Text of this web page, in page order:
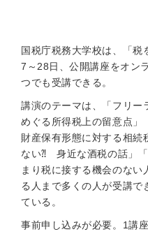
国税庁税務大学校は、「税
7～28日、公開講座をオン
つでも受講できる。
講演のテーマは、「フリー
めぐる所得税上の留意点」
財産保有形態に対する相続
ない⁈ 身近な酒税の話」
まり税に接する機会のな
る人まで多くの人が受講で
ている。
事前申し込みが必要。1講